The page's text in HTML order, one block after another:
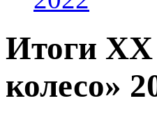
Итоги XX
колесо»